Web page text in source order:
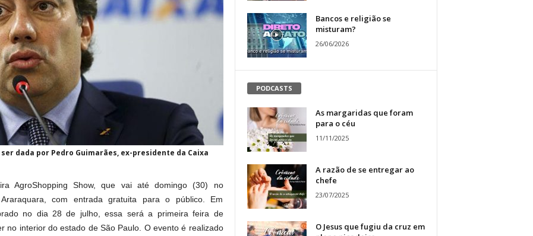
dada por Pedro Guimarães, ex-presidente da Caixa
AgroShopping Show, que vai até domingo (30) no
com entrada gratuita para o público. Em
no dia 28 de julho, essa será a primeira feira de
no interior do estado de São Paulo. O evento é realizado
Bancos e religião se
misturam?
26/06/2026
PODCASTS
As margaridas que foram
para o céu
11/11/2025
A razão de se entregar ao
chefe
23/07/2025
O Jesus que fugiu da cruz em